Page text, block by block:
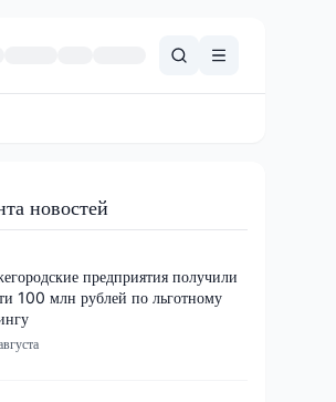
новостей
предприятия получили
100 млн рублей по льготному